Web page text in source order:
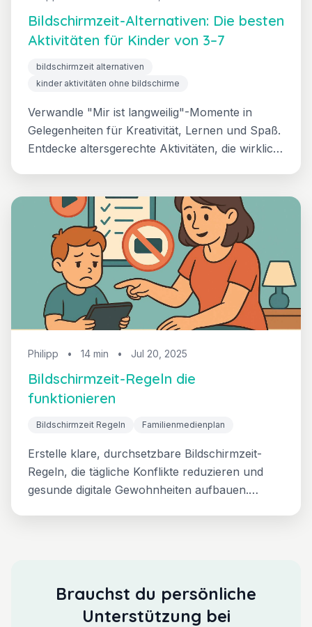
Bildschirmzeit-Alternativen: Die besten
Aktivitäten für Kinder von 3–7
bildschirmzeit alternativen
kinder aktivitäten ohne bildschirme
Verwandle "Mir ist langweilig"-Momente in
Gelegenheiten für Kreativität, Lernen und Spaß.
Entdecke altersgerechte Aktivitäten, die wirklich
und Entwicklungsvorteilen.
Philipp • 14 min • Jul 20, 2025
Bildschirmzeit-Regeln die
funktionieren
Bildschirmzeit Regeln Familienmedienplan
Erstelle klare, durchsetzbare Bildschirmzeit-
Regeln, die tägliche Konflikte reduzieren und
gesunde digitale Gewohnheiten aufbauen.
Brauchst du persönliche
Unterstützung bei